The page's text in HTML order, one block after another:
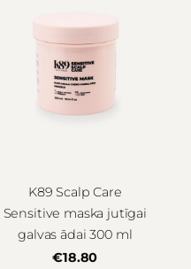
K89 Scalp Care
Sensitive maska jutīgai
galvas ādai 300 ml
€18.80